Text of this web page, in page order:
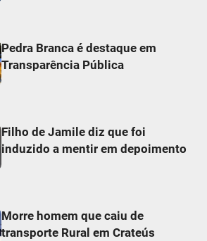
Pedra Branca é destaque em
Transparência Pública
Filho de Jamile diz que foi
induzido a mentir em depoimento
Morre homem que caiu de
transporte Rural em Crateús